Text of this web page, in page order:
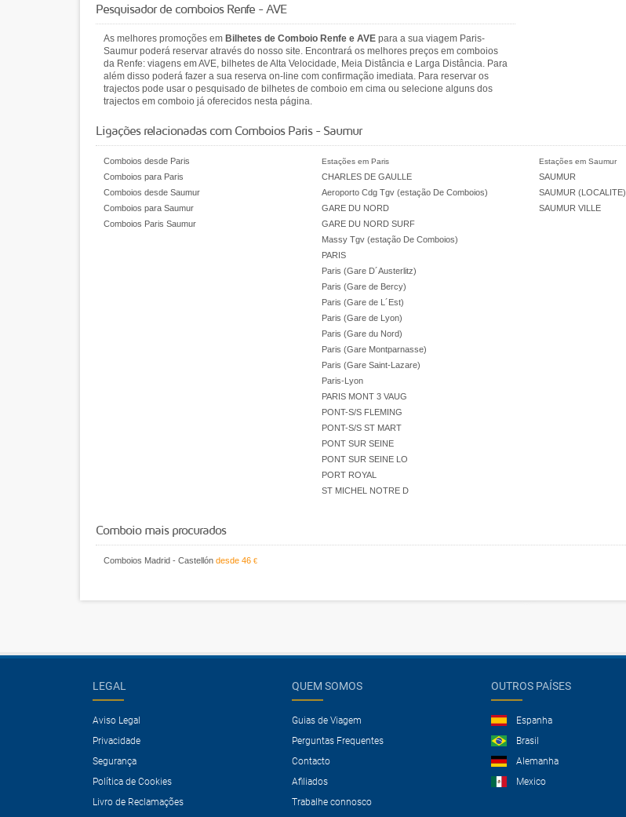
Pesquisador de comboios Renfe - AVE
As melhores promoções em Bilhetes de Comboio Renfe e AVE para a sua viagem Paris-
Saumur poderá reservar através do nosso site. Encontrará os melhores preços em comboios
da Renfe: viagens em AVE, bilhetes de Alta Velocidade, Meia Distância e Larga Distância. Para
além disso poderá fazer a sua reserva on-line com confirmação imediata. Para reservar os
trajectos pode usar o pesquisado de bilhetes de comboio em cima ou selecione alguns dos
trajectos em comboio já oferecidos nesta página.
Ligações relacionadas com Comboios Paris - Saumur
Comboios desde Paris
Comboios para Paris
Comboios desde Saumur
Comboios para Saumur
Comboios Paris Saumur
Estações em Paris
CHARLES DE GAULLE
Aeroporto Cdg Tgv (estação De Comboios)
GARE DU NORD
GARE DU NORD SURF
Massy Tgv (estação De Comboios)
PARIS
Paris (Gare D´Austerlitz)
Paris (Gare de Bercy)
Paris (Gare de L´Est)
Paris (Gare de Lyon)
Paris (Gare du Nord)
Paris (Gare Montparnasse)
Paris (Gare Saint-Lazare)
Paris-Lyon
PARIS MONT 3 VAUG
PONT-S/S FLEMING
PONT-S/S ST MART
PONT SUR SEINE
PONT SUR SEINE LO
PORT ROYAL
ST MICHEL NOTRE D
Estações em Saumur
SAUMUR
SAUMUR (LOCALITE)
SAUMUR VILLE
Comboio mais procurados
Comboios Madrid - Castellón desde 46 €
LEGAL
Aviso Legal
Privacidade
Segurança
Política de Cookies
Livro de Reclamações
QUEM SOMOS
Guias de Viagem
Perguntas Frequentes
Contacto
Afiliados
Trabalhe connosco
OUTROS PAÍSES
Espanha
Brasil
Alemanha
Mexico